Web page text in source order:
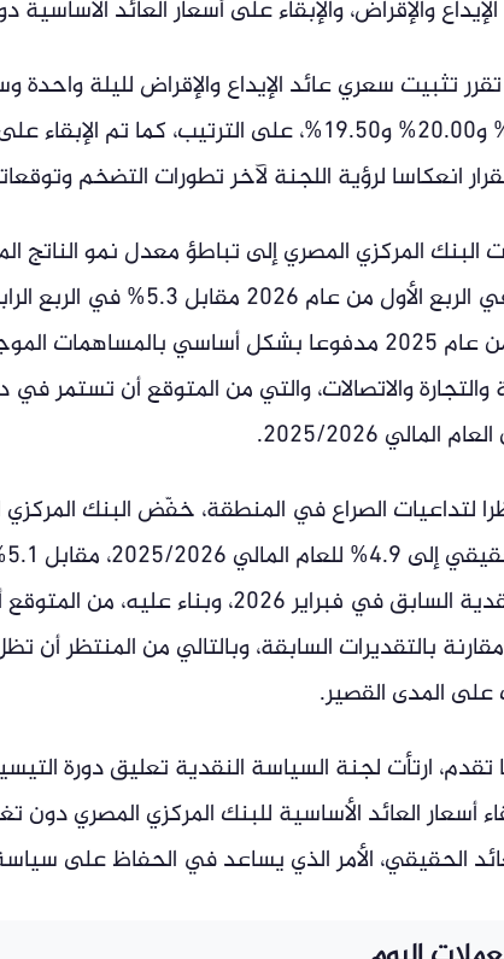
والإقراض، والإبقاء على أسعار العائد الأساسية
تثبيت سعري عائد الإيداع والإقراض لليلة واحدة
انعكاسا لرؤية اللجنة لآخر تطورات التضخم
البنك المركزي المصري إلى تباطؤ معدل نمو الناتج
الربع الرابع من عام 2025 مدفوعا بشكل أساسي
والتجارة والاتصالات، والتي من المتوقع أن تستمر
2025/2026.
لتداعيات الصراع في المنطقة، خفّض البنك المركزي
السياسة النقدية السابق في فبراير
بالتقديرات السابقة، وبالتالي من المنتظر
المدى القصير.
ارتأت لجنة السياسة النقدية تعليق دورة
أسعار العائد الأساسية للبنك المركزي
الحقيقي، الأمر الذي يساعد في الحفاظ على